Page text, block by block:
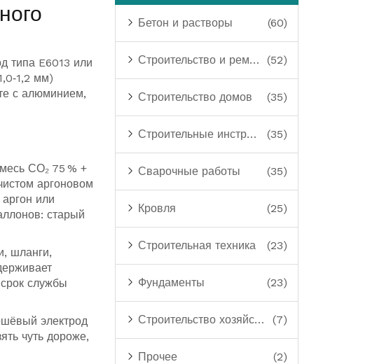
типа E6013 или
мм)
с алюминием,
СО₂ 75 % +
аргоновом
или
старый
шланги,
службы
электрод
чуть дороже,
Бетон и растворы (60)
Строительство и ремонт (52)
Строительство домов (35)
Строительные инструменты (35)
Сварочные работы (35)
Кровля (25)
Строительная техника (23)
Фундаменты (23)
Строительство хозяйственных построек (7)
Прочее (2)